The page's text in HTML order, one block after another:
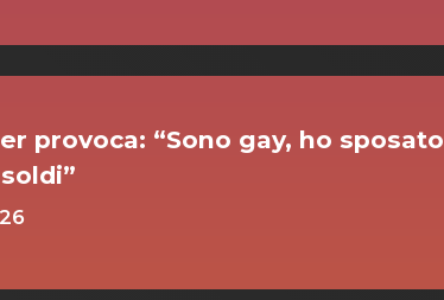
provoca: “Sono gay, ho sposato